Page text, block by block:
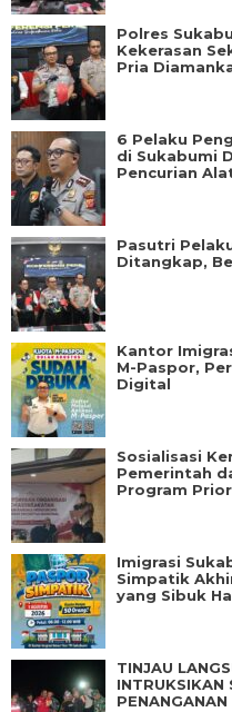
Polres
Kekerasan
Pria
6 Pelaku
di Sukabumi
Pencurian
Pasutri
Ditangkap,
Kantor
M-Paspor,
Digital
Sosialisasi
Pemerintah
Program
Imigrasi
Simpatik
yang Sibuk
TINJAU
INTRUKSIKAN